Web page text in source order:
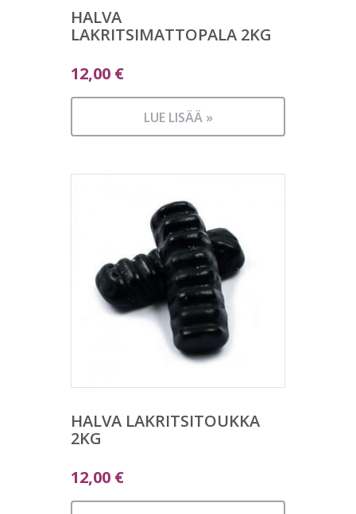
HALVA
LAKRITSIMATTOPALA 2KG
12,00 €
LUE LISÄÄ »
HALVA LAKRITSITOUKKA
2KG
12,00 €